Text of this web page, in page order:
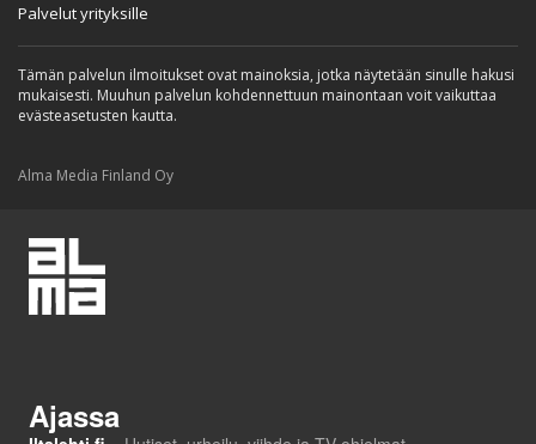
Palvelut yrityksille
Tämän palvelun ilmoitukset ovat mainoksia, jotka näytetään sinulle hakusi
mukaisesti. Muuhun palvelun kohdennettuun mainontaan voit vaikuttaa
evästeasetusten kautta.
Alma Media Finland Oy